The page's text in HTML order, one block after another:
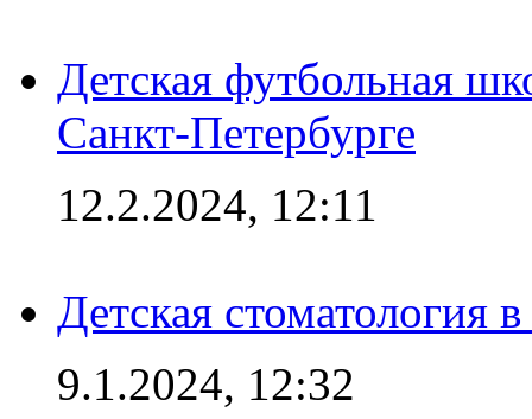
Детская футбольная
Санкт-Петербурге
12.2.2024, 12:11
Детская стоматология
9.1.2024, 12:32